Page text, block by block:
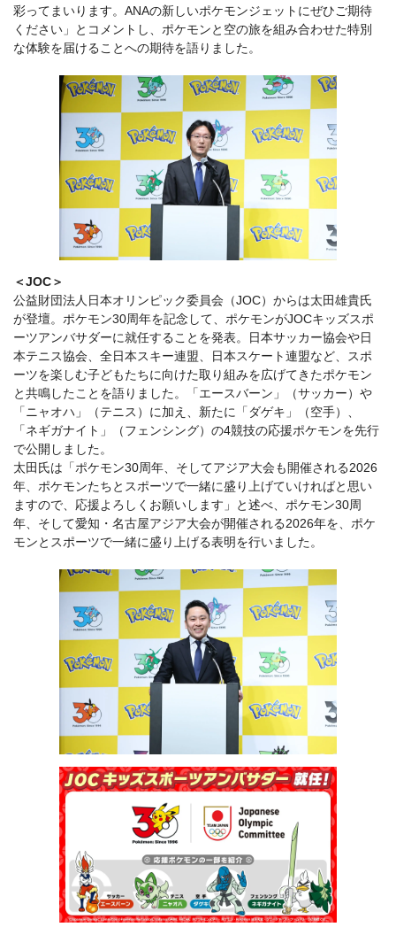
彩ってまいります。ANAの新しいポケモンジェットにぜひご期待
ください」とコメントし、ポケモンと空の旅を組み合わせた特別
な体験を届けることへの期待を語りました。
＜JOC＞
公益財団法人日本オリンピック委員会（JOC）からは太田雄貴氏
が登壇。ポケモン30周年を記念して、ポケモンがJOCキッズスポ
ーツアンバサダーに就任することを発表。日本サッカー協会や日
本テニス協会、全日本スキー連盟、日本スケート連盟など、スポ
ーツを楽しむ子どもたちに向けた取り組みを広げてきたポケモン
と共鳴したことを語りました。「エースバーン」（サッカー）や
「ニャオハ」（テニス）に加え、新たに「ダゲキ」（空手）、
「ネギガナイト」（フェンシング）の4競技の応援ポケモンを先行
で公開しました。
太田氏は「ポケモン30周年、そしてアジア大会も開催される2026
年、ポケモンたちとスポーツで一緒に盛り上げていければと思い
ますので、応援よろしくお願いします」と述べ、ポケモン30周
年、そして愛知・名古屋アジア大会が開催される2026年を、ポケ
モンとスポーツで一緒に盛り上げる表明を行いました。